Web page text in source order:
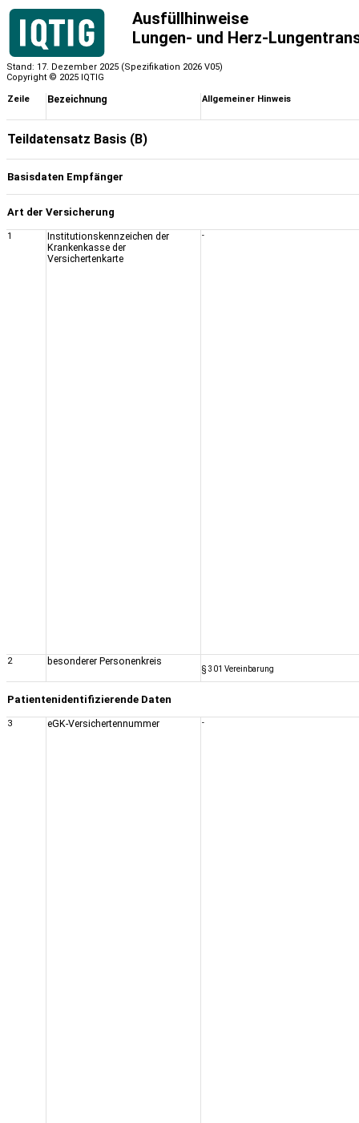
Ausfüllhinweise
Lungen- und Herz-
Stand: 17. Dezember 2025 (Spezifikation 2026 V05)
Copyright © 2025 IQTIG
Zeile Bezeichnung Allgemeiner Hinweis
Teildatensatz Basis (B)
Basisdaten Empfänger
Art der Versicherung
1
Institutionskennzeichen der
Krankenkasse der
Versichertenkarte
-
2 besonderer Personenkreis
§ 301 Vereinbarung
Patientenidentifizierende Daten
3 eGK-Versichertennummer -